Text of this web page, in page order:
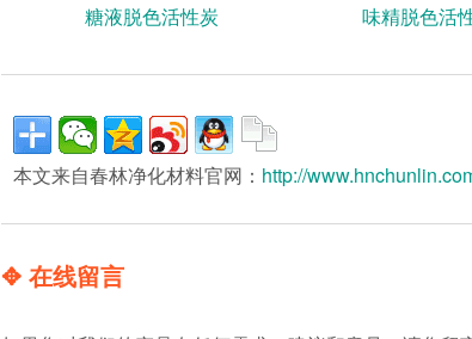
糖液脱色活性炭 味精脱色活
本文来自春林净化材料官网： http://
✥ 在线留言